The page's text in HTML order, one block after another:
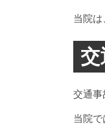
当院
交
交通事
当院